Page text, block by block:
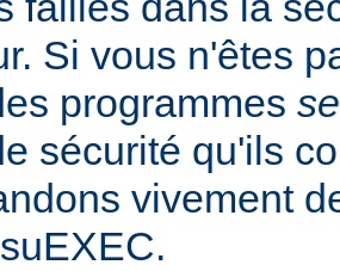
Si vous n'êtes
programmes
sécurité qu'ils
vivement